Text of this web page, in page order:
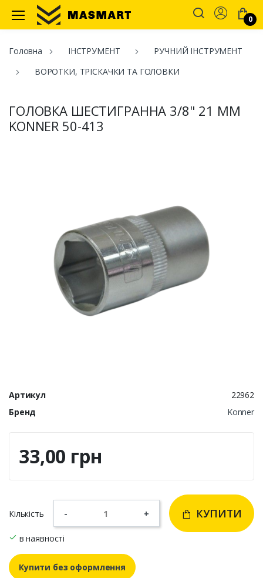
Masmart
Account
0
Головна ІНСТРУМЕНТ
РУЧНИЙ ІНСТРУМЕНТ
ВОРОТКИ, ТРІСКАЧКИ ТА ГОЛОВКИ
ГОЛОВКА ШЕСТИГРАННА 3/8" 21 ММ
KONNER 50-413
Артикул
22962
Бренд
Konner
33,00 грн
Кількість - + КУПИТИ
в наявності
Купити без оформлення